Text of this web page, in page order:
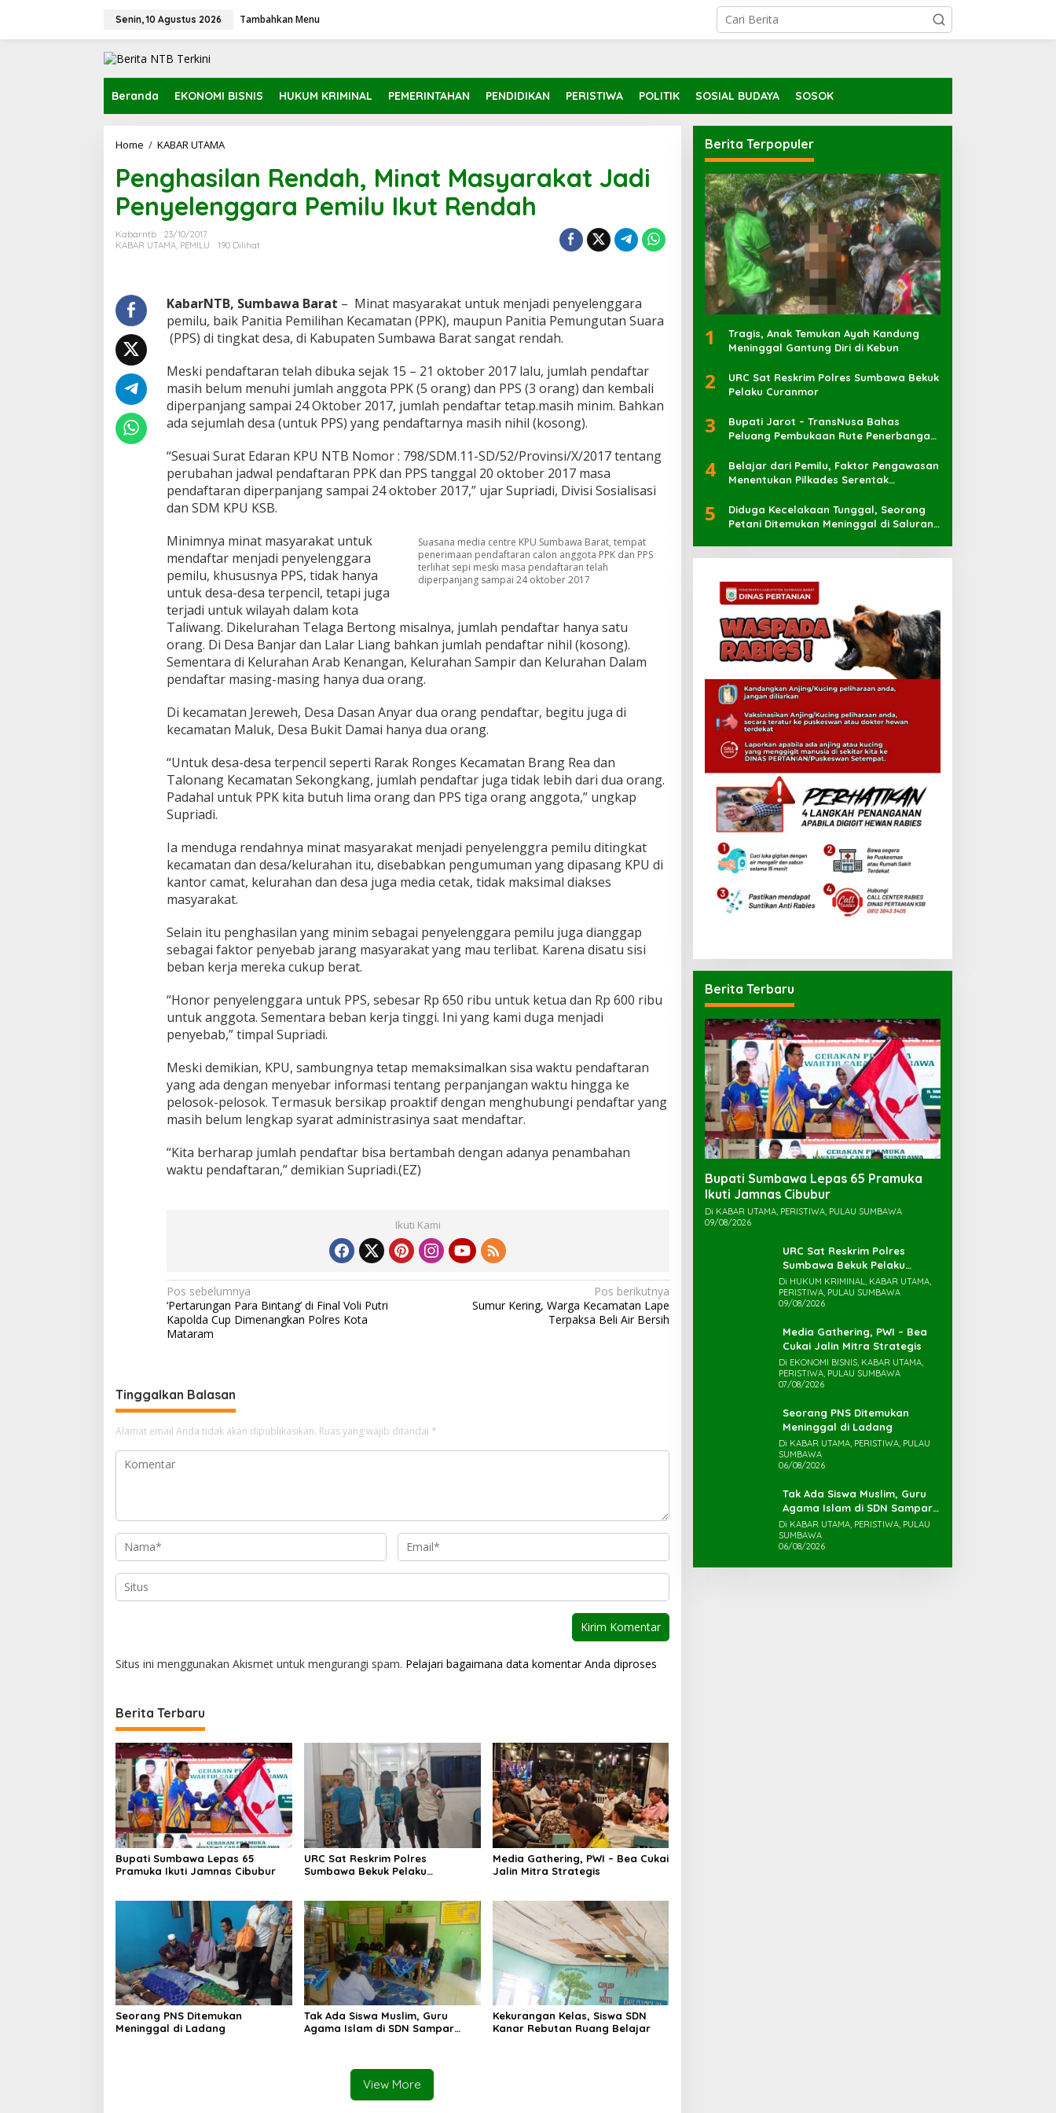
Senin, 10 Agustus 2026 Tambahkan Menu
Beranda EKONOMI BISNIS HUKUM KRIMINAL PEMERINTAHAN PENDIDIKAN PERISTIWA POLITIK SOSIAL BUDAYA SOSOK
Home / KABAR UTAMA
n
g
h
a
i
R
e
n
d
h
,
i
n
t
M
s
y
a
a
t
J
a
d
i
P
e
y
e
l
n
g
g
P
e
m
i
l
I
k
u
t
e
n
d
h
Penghasilan Rendah, Minat Masyarakat Jadi
Penyelenggara Pemilu Ikut Rendah
Kabarntb
23/10/2017
KABAR UTAMA, PEMILU 190 Dilihat
KabarNTB, Sumbawa Barat – Minat masyarakat untuk menjadi penyelenggara
pemilu, baik Panitia Pemilihan Kecamatan (PPK), maupun Panitia Pemungutan Suara
(PPS) di tingkat desa, di Kabupaten Sumbawa Barat sangat rendah.
Meski pendaftaran telah dibuka sejak 15 – 21 oktober 2017 lalu, jumlah pendaftar
masih belum menuhi jumlah anggota PPK (5 orang) dan PPS (3 orang) dan kembali
diperpanjang sampai 24 Oktober 2017, jumlah pendaftar tetap.masih minim. Bahkan
ada sejumlah desa (untuk PPS) yang pendaftarnya masih nihil (kosong).
“Sesuai Surat Edaran KPU NTB Nomor : 798/SDM.11-SD/52/Provinsi/X/2017 tentang
perubahan jadwal pendaftaran PPK dan PPS tanggal 20 oktober 2017 masa
pendaftaran diperpanjang sampai 24 oktober 2017,” ujar Supriadi, Divisi Sosialisasi
dan SDM KPU KSB.
Suasana media centre KPU Sumbawa Barat, tempat
penerimaan pendaftaran calon anggota PPK dan PPS
terlihat sepi meski masa pendaftaran telah
diperpanjang sampai 24 oktober 2017
Minimnya minat masyarakat untuk
mendaftar menjadi penyelenggara
pemilu, khususnya PPS, tidak hanya
untuk desa-desa terpencil, tetapi juga
terjadi untuk wilayah dalam kota
Taliwang. Dikelurahan Telaga Bertong misalnya, jumlah pendaftar hanya satu
orang. Di Desa Banjar dan Lalar Liang bahkan jumlah pendaftar nihil (kosong).
Sementara di Kelurahan Arab Kenangan, Kelurahan Sampir dan Kelurahan Dalam
pendaftar masing-masing hanya dua orang.
Di kecamatan Jereweh, Desa Dasan Anyar dua orang pendaftar, begitu juga di
kecamatan Maluk, Desa Bukit Damai hanya dua orang.
“Untuk desa-desa terpencil seperti Rarak Ronges Kecamatan Brang Rea dan
Talonang Kecamatan Sekongkang, jumlah pendaftar juga tidak lebih dari dua orang.
Padahal untuk PPK kita butuh lima orang dan PPS tiga orang anggota,” ungkap
Supriadi.
Ia menduga rendahnya minat masyarakat menjadi penyelenggra pemilu ditingkat
kecamatan dan desa/kelurahan itu, disebabkan pengumuman yang dipasang KPU di
kantor camat, kelurahan dan desa juga media cetak, tidak maksimal diakses
masyarakat.
Selain itu penghasilan yang minim sebagai penyelenggara pemilu juga dianggap
sebagai faktor penyebab jarang masyarakat yang mau terlibat. Karena disatu sisi
beban kerja mereka cukup berat.
“Honor penyelenggara untuk PPS, sebesar Rp 650 ribu untuk ketua dan Rp 600 ribu
untuk anggota. Sementara beban kerja tinggi. Ini yang kami duga menjadi
penyebab,” timpal Supriadi.
Meski demikian, KPU, sambungnya tetap memaksimalkan sisa waktu pendaftaran
yang ada dengan menyebar informasi tentang perpanjangan waktu hingga ke
pelosok-pelosok. Termasuk bersikap proaktif dengan menghubungi pendaftar yang
masih belum lengkap syarat administrasinya saat mendaftar.
“Kita berharap jumlah pendaftar bisa bertambah dengan adanya penambahan
waktu pendaftaran,” demikian Supriadi.(EZ)
Ikuti Kami
N
a
v
a
s
i
p
s
Pos sebelumnya
‘Pertarungan Para Bintang’ di Final Voli Putri
Kapolda Cup Dimenangkan Polres Kota
Mataram
Pos berikutnya
Sumur Kering, Warga Kecamatan Lape
Terpaksa Beli Air Bersih
Tinggalkan Balasan
Alamat email Anda tidak akan dipublikasikan. Ruas yang wajib ditandai *
Situs ini menggunakan Akismet untuk mengurangi spam. Pelajari bagaimana data komentar Anda diproses
Berita Terbaru
Bupati Sumbawa Lepas 65
Pramuka Ikuti Jamnas Cibubur ‎
URC Sat Reskrim Polres
Sumbawa Bekuk Pelaku
Media Gathering, PWI – Bea Cukai
Jalin Mitra Strategis
Seorang PNS Ditemukan
Meninggal di Ladang
Tak Ada Siswa Muslim, Guru
Agama Islam di SDN Sampar
Kekurangan Kelas, Siswa SDN
Kanar Rebutan Ruang Belajar
View More
Berita Terpopuler
1
Tragis, Anak Temukan Ayah Kandung
Meninggal Gantung Diri di Kebun
2
URC Sat Reskrim Polres Sumbawa Bekuk
3
Bupati Jarot – TransNusa Bahas
Peluang Pembukaan Rute Penerbangan
Kaharuddin
4
Belajar dari Pemilu, Faktor Pengawasan
Menentukan Pilkades Serentak
5
Diduga Kecelakaan Tunggal, Seorang
Petani Ditemukan Meninggal di Saluran
Berita Terbaru
Bupati Sumbawa Lepas 65 Pramuka
Ikuti Jamnas Cibubur ‎
Di KABAR UTAMA, PERISTIWA, PULAU SUMBAWA
09/08/2026
URC Sat Reskrim Polres
Sumbawa Bekuk Pelaku
Curanmor ‎
Di HUKUM KRIMINAL, KABAR UTAMA,
PERISTIWA, PULAU SUMBAWA
09/08/2026
Media Gathering, PWI – Bea
Cukai Jalin Mitra Strategis
Di EKONOMI BISNIS, KABAR UTAMA,
PERISTIWA, PULAU SUMBAWA
07/08/2026
Seorang PNS Ditemukan
Meninggal di Ladang
Di KABAR UTAMA, PERISTIWA, PULAU
SUMBAWA
06/08/2026
Tak Ada Siswa Muslim, Guru
Agama Islam di SDN Sampar
Maras Terkatung-katung ‎
Di KABAR UTAMA, PERISTIWA, PULAU
SUMBAWA
06/08/2026